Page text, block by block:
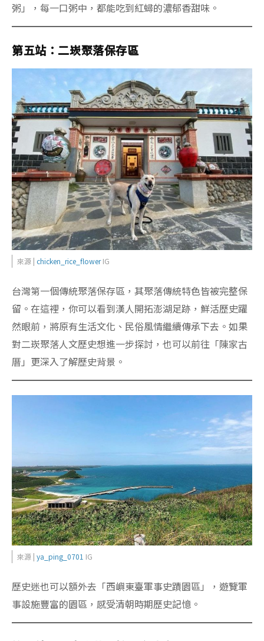
粥」，每一口粥中，都能吃到紅蟳的濃郁香甜味。
第五站：二崁聚落保存區
來源 | chicken_rice_flowerIG
台灣第一個傳統聚落保存區，其聚落傳統特色皆被完整保
留。在這裡，你可以看到漢人開拓澎湖足跡，鮮活歷史躍
然眼前，將原有生活文化、民俗風情繼續傳承下去。如果
對二崁聚落人文歷史想進一步探討，也可以前往「陳家古
厝」更深入了解歷史背景。
來源 | ya_ping_0701 IG
歷史迷也可以額外去「西嶼東臺軍事史蹟園區」，遊覽軍
事設施豐富的園區，感受清朝時期歷史記憶。